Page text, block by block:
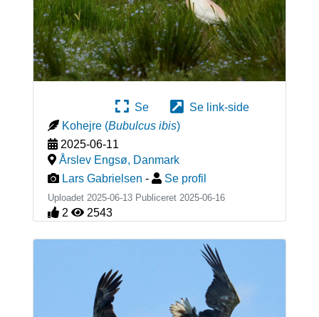
Se
Se link-side
Kohejre (Bubulcus ibis)
2025-06-11
Årslev Engsø, Danmark
Lars Gabrielsen - Se profil
Uploadet 2025-06-13 Publiceret 2025-06-16
2 2543